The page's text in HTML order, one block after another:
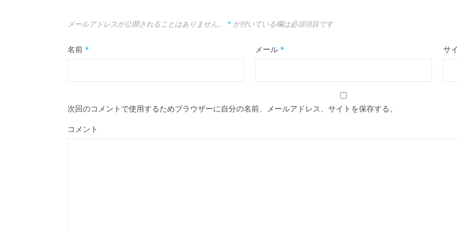
メールアドレスが公開されることはありません。 * が付いている欄は必須項目です
名前 * メール* サ
次回のコメントで使用するためブラウザーに自分の名前、メールアドレス、サイトを保存する。
コメント